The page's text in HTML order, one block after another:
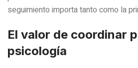
seguimiento importa tanto como la
El valor de coordinar
psicología